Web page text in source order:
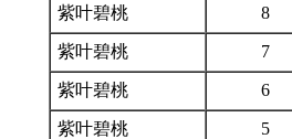
紫叶碧桃 8
紫叶碧桃 7
紫叶碧桃 6
紫叶碧桃 5